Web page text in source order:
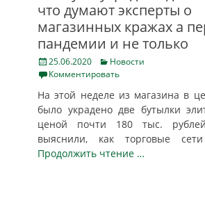
что думают эксперты о
магазинных кражах а
пандемии и не только
Posted
on
25.06.2020 Categories
Новости
Комментировать
На этой неделе из магазина в
было украдено две бутылки
ценой почти 180 тыс.
выяснили, как торговые
Продолжить чтение …